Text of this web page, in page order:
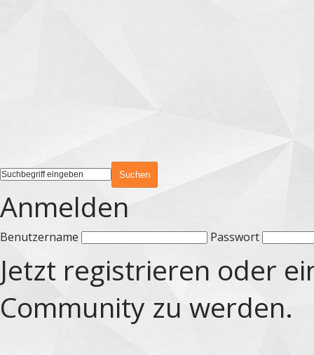
Anmelden
Benutzername Passwort
Jetzt registrieren oder
Community zu werden.